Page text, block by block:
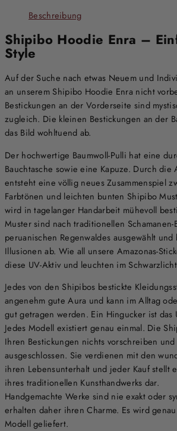
Beschreibung
Shipibo Hoodie Enra –
Style
Auf der Suche nach etwas Neuem und
an unserem Shipibo Hoodie Enra nicht
Bestickungen an der Vorderseite sind
zugleich. Die kleinen Bestickungen an der
das Bild wohltuend ab.
Der hochwertige Baumwoll-Pulli hat eine
Bauchtasche sowie eine Kapuze. Durch die
entsteht eine völlig neues Zusammenspiel
Farbtönen und leichten bunten Shipibo
wird in tagelanger Handarbeit mühevoll
Muster sind nach traditionellen Schamanen-
peruanischen Regenwaldes ausgewählt
Illusionen ab. Wie all unsere Amazonas-
diese UV-Aktiv und leuchten im
Jedes von den Shipibos bestickte
angenehm gute Aura und kann im Alltag
gut getragen werden. Ein Hingucker ist das
Jedes Modell existiert genau einmal. Die
Ihren Bestickungen nichts vorschreiben
ausgeschlossen. Sie verdienen mit den
ihren Lebensunterhalt und jeder Kauf stellt
ihres traditionellen Kunsthandwerks dar.
Handgemachte Werke sind nie exakt oder
erhalten daher ihren Charme. Es wird
Modell geliefert.